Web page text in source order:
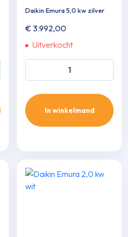
Daikin Emura 5,0 kw zilver
€ 3.992,00
Uitverkocht
In winkelmand